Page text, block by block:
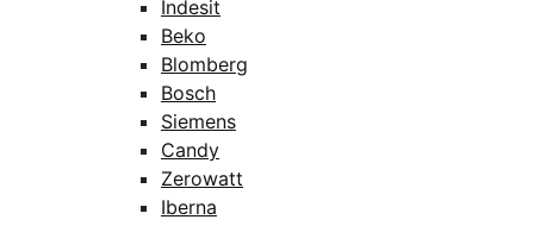
Indesit
Beko
Blomberg
Bosch
Siemens
Candy
Zerowatt
Iberna